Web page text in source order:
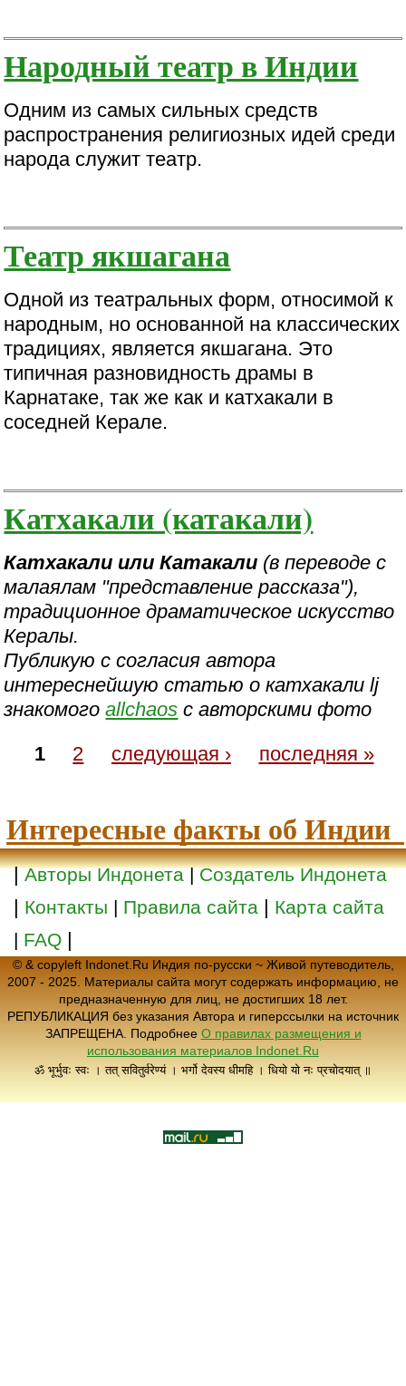
Народный театр в Индии
Одним из самых сильных средств
распространения религиозных идей среди
народа служит театр.
Театр якшагана
Одной из театральных форм, относимой к
народным, но основанной на классических
традициях, является якшагана. Это
типичная разновидность драмы в
Карнатаке, так же как и катхакали в
соседней Керале.
Катхакали (катакали)
Катхакали или Катакали (в переводе с
малаялам "представление рассказа"),
традиционное драматическое искусство
Кералы.
Публикую с согласия автора
интереснейшую статью о катхакали lj
знакомогоallchaos с авторскими фото
1
2 следующая › последняя »
Интересные факты об Индии
|Авторы Индонета|Создатель Индонета
| Контакты | Правила сайта | Карта сайта
| FAQ |
© & copyleft Indonet.Ru Индия по-русски ~ Живой путеводитель,
2007 - 2025. Материалы сайта могут содержать информацию, не
предназначенную для лиц, не достигших 18 лет.
РЕПУБЛИКАЦИЯ без указания Автора и гиперссылки на источник
ЗАПРЕЩЕНА. Подробнее О правилах размещения и
использования материалов Indonet.Ru
ॐ भूर्भुवः स्वः । तत् सवितुर्वरेण्यं । भर्गो देवस्य धीमहि । धियो यो नः प्रचोदयात् ॥